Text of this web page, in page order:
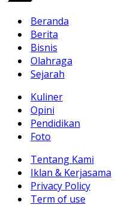
Beranda
Berita
Bisnis
Olahraga
Sejarah
Kuliner
Opini
Pendidikan
Foto
Tentang Kami
Iklan & Kerjasama
Privacy Policy
Term of use